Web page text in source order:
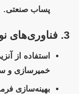
پساب صنعتی.
3. فناوری‌های نوین در تولید کاغذ و مقوا
استفاده از
خمیرسازی و
بهینه‌سازی